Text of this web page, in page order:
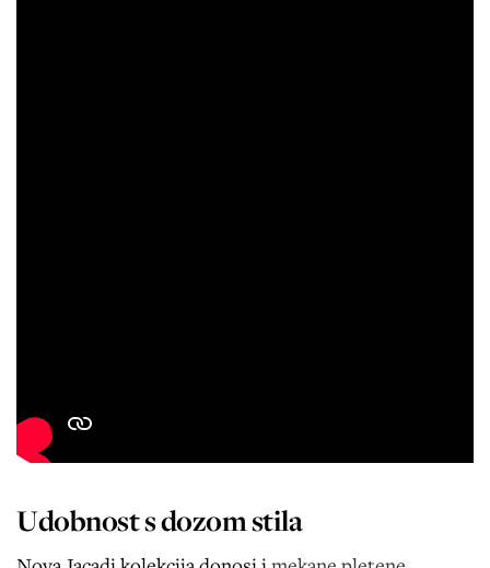
Udobnost s dozom stila